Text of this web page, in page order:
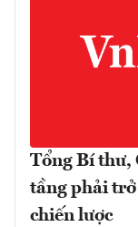
Tổng Bí thư,
tầng phải
chiến lược